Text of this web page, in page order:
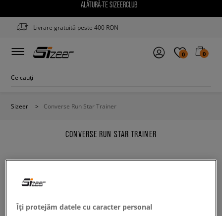
ALĂTURĂ-TE SIZEERCLUB
Livrare gratuită peste 400 RON
0 0
Sizeer > Converse Run Star Trainer
CONVERSE RUN STAR TRAINER
puține filtre.
Îți protejăm datele cu caracter personal